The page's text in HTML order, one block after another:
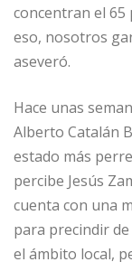
concentran el 65
eso, nosotros
aseveró.
Hace unas
Alberto Catalán
estado más
percibe Jesús
cuenta con una
para precindir
el ámbito local,